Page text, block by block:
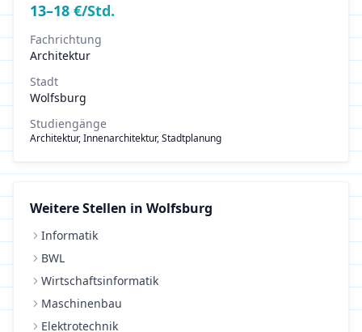
13–18 €/Std.
Fachrichtung
Architektur
Stadt
Wolfsburg
Studiengänge
Architektur, Innenarchitektur, Stadtplanung
Weitere Stellen in Wolfsburg
Informatik
BWL
Wirtschaftsinformatik
Maschinenbau
Elektrotechnik